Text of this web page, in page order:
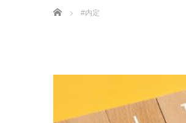
ホーム #内定